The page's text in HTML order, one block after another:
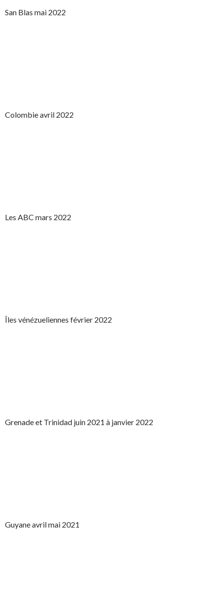
San Blas mai 2022
Colombie avril 2022
Les ABC mars 2022
Îles vénézueliennes février 2022
Grenade et Trinidad juin 2021 à janvier 2022
Guyane avril mai 2021